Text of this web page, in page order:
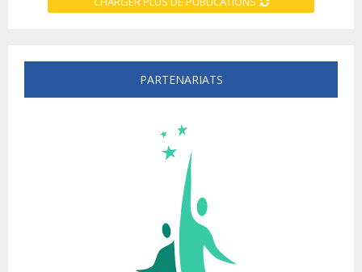
PARTENARIATS